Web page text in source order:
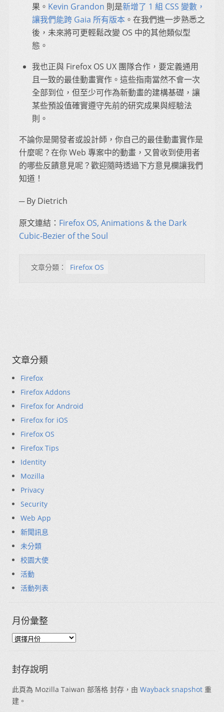
果。 Kevin Grandon 則是新增了 1 組 CSS 變數，
讓我們能跨 Gaia 所有版本。在我們進一步熟悉之
後，未來將可更輕鬆改變 OS 中的其他類似型
態。
我也正與 Firefox OS UX 團隊合作，要定義通用
且一致的最佳動畫實作。這些指南當然不會一次
全部到位，但至少可作為新動畫的建構基礎，讓
某些預設值確實遵守先前的研究成果與經驗法
則。
不論你是開發者或設計師，你自己的最佳動畫實作是
什麼呢？在你 Web 專案中的動畫，又曾收到使用者
的哪些反饋意見呢？歡迎隨時透過下方意見欄讓我們
知道！
─ By Dietrich
原文連結： Firefox OS, Animations & the Dark
Cubic-Bezier of the Soul
文章分類： Firefox OS
文章分類
Firefox
Firefox Addons
Firefox for Android
Firefox for iOS
Firefox OS
Firefox Tips
Identity
Mozilla
Privacy
Security
Web App
新聞訊息
未分類
校園大使
活動
活動列表
月份彙整
封存說明
此頁為 Mozilla Taiwan 部落格 封存，由 Wayback snapshot 重
建。